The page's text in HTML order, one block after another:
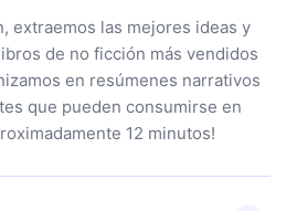
extraemos las mejores ideas y
de no ficción más vendidos
en resúmenes narrativos
que pueden consumirse en
12 minutos!